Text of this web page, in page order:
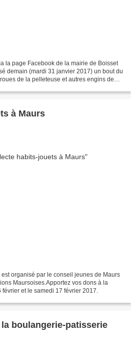
la page Facebook de la mairie de Boisset
demain (mardi 31 janvier 2017) un bout du
de la pelleteuse et autres engins de
à Maurs
organisé par le conseil jeunes de Maurs
Maursoises.Apportez vos dons à la
et le samedi 17 février 2017.
boulangerie-patisserie